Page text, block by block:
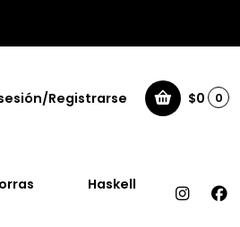
Registrarse $0 0
Haskell